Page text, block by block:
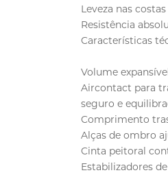
Leveza nas costas
Resistência
Características
Volume
Aircontact para
seguro e
Comprimento
Alças de ombro
Cinta peitoral
Estabilizadores